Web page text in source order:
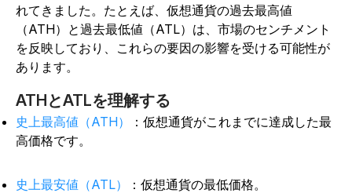
れてきました。たとえば、仮想通貨の過去最高値
（ATH）と過去最低値（ATL）は、市場のセンチメント
を反映しており、これらの要因の影響を受ける可能性が
あります。
ATHとATLを理解する
史上最高値（ATH）
：仮想通貨がこれまでに達成した最
高価格です。
史上最安値（ATL） ：仮想通貨の最低価格。